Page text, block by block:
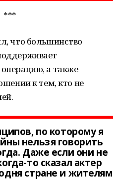
***
что большинство
а также
к тем, кто не
по которому я
нельзя говорить
Даже если они не
то сказал актер
стране и жителям